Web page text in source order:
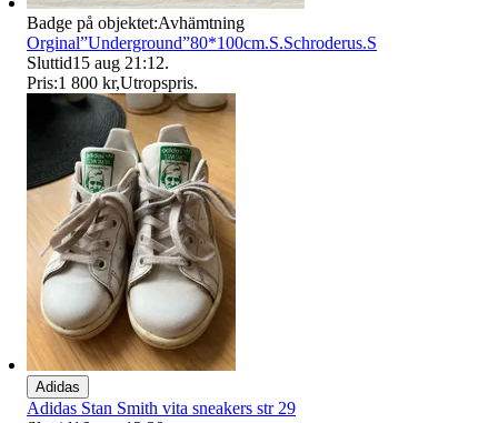
Badge på objektet:Avhämtning
Orginal”Underground”80*100cm.S.Schroderus.S
Sluttid15 aug 21:12.
Pris:1 800 kr,Utropspris.
Adidas
Adidas Stan Smith vita sneakers str 29